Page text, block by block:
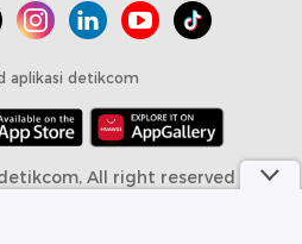
aplikasi detikcom
All right reserved